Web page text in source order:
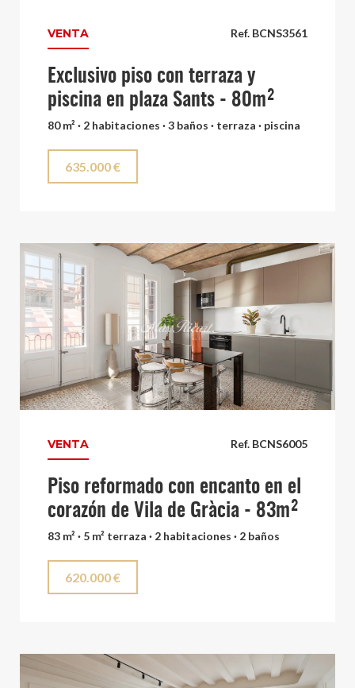
Ref. BCNS3561
VENTA
Exclusivo piso con terraza y
piscina en plaza Sants - 80m²
80 m² · 2 habitaciones · 3 baños · terraza · piscina
635.000 €
Ref. BCNS6005
VENTA
Piso reformado con encanto en el
corazón de Vila de Gràcia - 83m²
83 m² · 5 m² terraza · 2 habitaciones · 2 baños
620.000 €